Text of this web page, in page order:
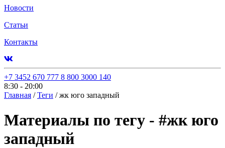
Новости
Статьи
Контакты
+7 3452 670 777 8 800 3000 140
8:30 - 20:00
Главная / Теги / жк юго западный
Материалы по тегу - #жк юго
западный